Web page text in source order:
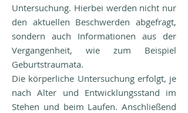
Untersuchung. Hierbei werden nicht nur
den aktuellen Beschwerden abgefragt,
sondern auch Informationen aus der
Vergangenheit, wie zum Beispiel
Geburtstraumata.
Die körperliche Untersuchung erfolgt, je
nach Alter und Entwicklungsstand im
Stehen und beim Laufen. Anschließend